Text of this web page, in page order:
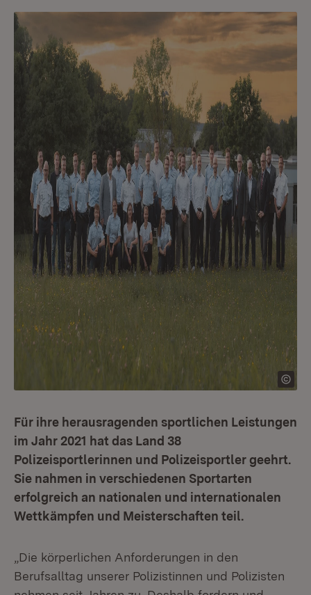
Für ihre herausragenden sportlichen Leistungen
im Jahr 2021 hat das Land 38
Polizeisportlerinnen und Polizeisportler geehrt.
Sie nahmen in verschiedenen Sportarten
erfolgreich an nationalen und internationalen
Wettkämpfen und Meisterschaften teil.
„Die körperlichen Anforderungen in den
Berufsalltag unserer Polizistinnen und Polizisten